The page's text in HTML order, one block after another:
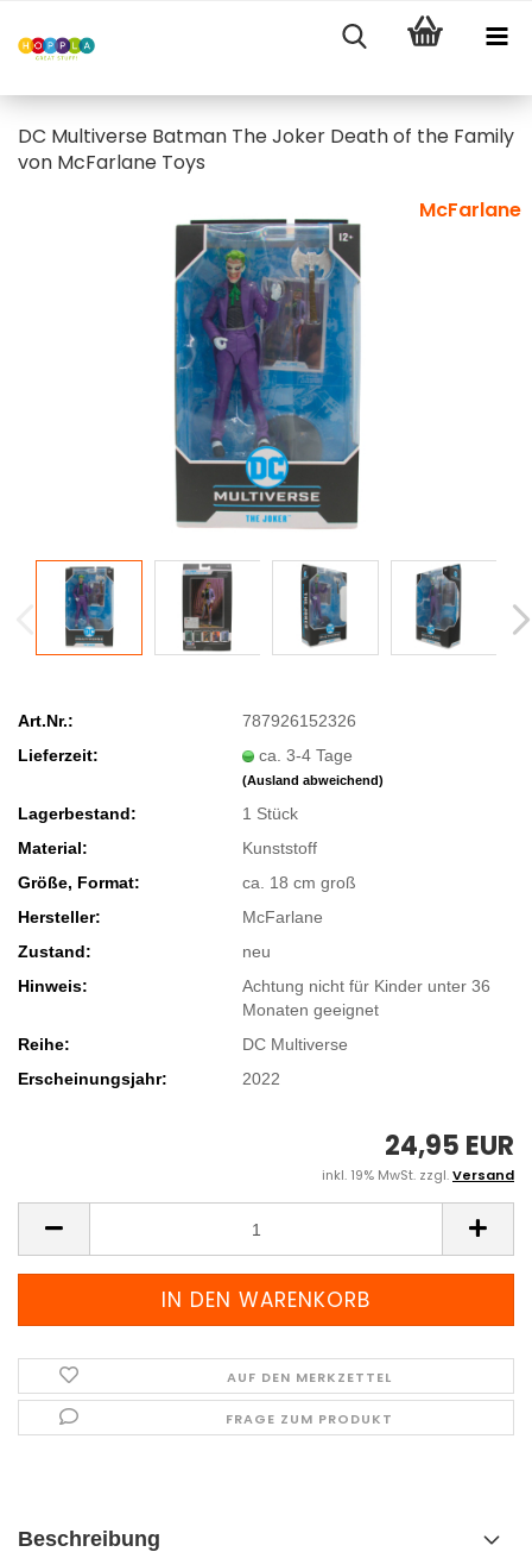
DC Multiverse Batman The Joker Death of the Family
von McFarlane Toys
McFarlane
Art.Nr.:
787926152326
Lieferzeit:
ca. 3-4 Tage
(Ausland abweichend)
Lagerbestand: 1 Stück
Material:
Kunststoff
Größe, Format:
ca. 18 cm groß
Hersteller:
McFarlane
Zustand:
neu
Hinweis:
Achtung nicht für Kinder unter 36
Monaten geeignet
Reihe:
DC Multiverse
Erscheinungsjahr:
2022
24,95 EUR
inkl. 19% MwSt. zzgl.Versand
AUF DEN MERKZETTEL
FRAGE ZUM PRODUKT
Beschreibung